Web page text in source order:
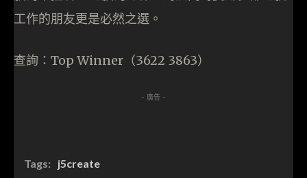
工作的朋友更是必然之選。
查詢：Top Winner（3622 3863）
- 廣告 -
Tags: j5create